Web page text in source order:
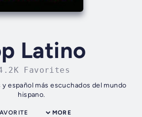
Latino
Favorites
español más escuchados del mundo
hispano.
MORE